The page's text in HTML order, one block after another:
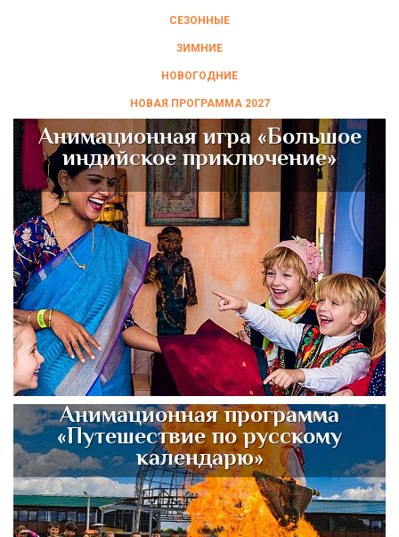
СЕЗОННЫЕ
ЗИМНИЕ
НОВОГОДНИЕ
НОВАЯ ПРОГРАММА 2027
Анимационная игра «Большое
индийское приключение»
Анимационная программа
«Путешествие по русскому
календарю»